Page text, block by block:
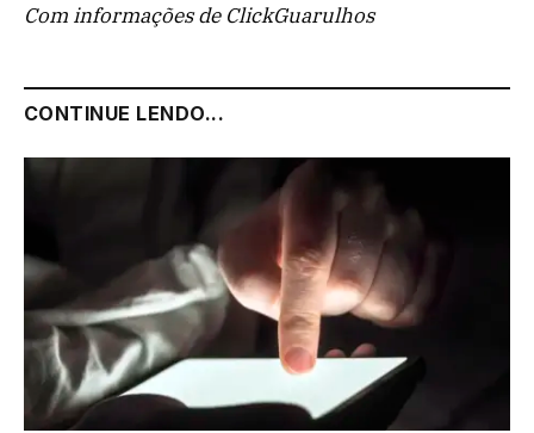
Com informações de ClickGuarulhos
CONTINUE LENDO...